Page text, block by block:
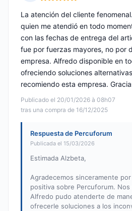
Publicado el 20/01/2026 à 08h07
tras una compra de 16/12/2025
La atención del cliente
quien me atendió en todo
con las fechas de entrega del
fue por fuerzas mayores, no por
empresa. Alfredo disponible en
ofreciendo soluciones
recomiendo esta empresa.
Respuesta de Percuforum
Publicada el 15/03/2026
Estimada Alzbeta,
Agradecemos sinceramente
positiva sobre Percuforum. Nos
Alfredo pudo atenderte de
ofrecerle soluciones a los